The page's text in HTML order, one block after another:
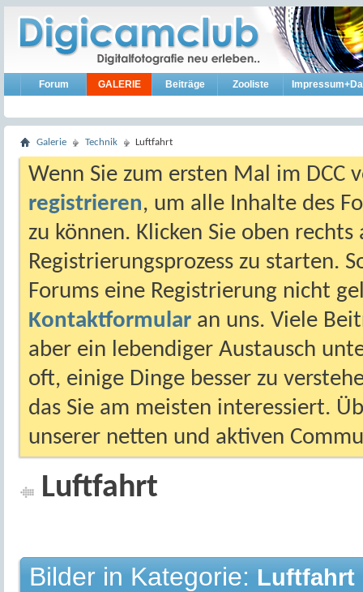
Forum GALERIE Beiträge Zooliste
Galerie Technik Luftfahrt
Wenn Sie zum ersten Mal im DCC
registrieren, um alle Inhalte des
zu können. Klicken Sie oben
Registrierungsprozess zu starten.
Forums eine Registrierung nicht
Kontaktformular an uns. Viele
aber ein lebendiger Austausch
oft, einige Dinge besser zu
das Sie am meisten interessiert.
unserer netten und aktiven
Luftfahrt
Bilder in Kategorie: Luftfahrt